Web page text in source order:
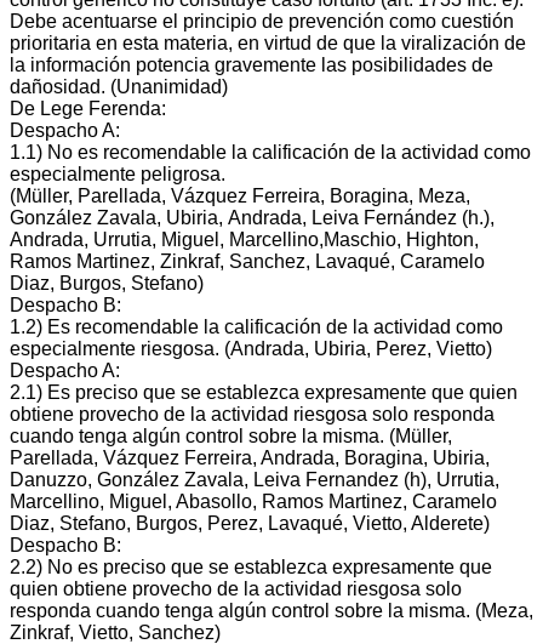
Debe acentuarse el principio de prevención como cuestión
prioritaria en esta materia, en virtud de que la viralización de
la información potencia gravemente las posibilidades de
dañosidad. (Unanimidad)
De Lege Ferenda:
Despacho A:
1.1) No es recomendable la calificación de la actividad como
especialmente peligrosa.
(Müller, Parellada, Vázquez Ferreira, Boragina, Meza,
González Zavala, Ubiria, Andrada, Leiva Fernández (h.),
Andrada, Urrutia, Miguel, Marcellino,Maschio, Highton,
Ramos Martinez, Zinkraf, Sanchez, Lavaqué, Caramelo
Diaz, Burgos, Stefano)
Despacho B:
1.2) Es recomendable la calificación de la actividad como
especialmente riesgosa. (Andrada, Ubiria, Perez, Vietto)
Despacho A:
2.1) Es preciso que se establezca expresamente que quien
obtiene provecho de la actividad riesgosa solo responda
cuando tenga algún control sobre la misma. (Müller,
Parellada, Vázquez Ferreira, Andrada, Boragina, Ubiria,
Danuzzo, González Zavala, Leiva Fernandez (h), Urrutia,
Marcellino, Miguel, Abasollo, Ramos Martinez, Caramelo
Diaz, Stefano, Burgos, Perez, Lavaqué, Vietto, Alderete)
Despacho B:
2.2) No es preciso que se establezca expresamente que
quien obtiene provecho de la actividad riesgosa solo
responda cuando tenga algún control sobre la misma. (Meza,
Zinkraf, Vietto, Sanchez)